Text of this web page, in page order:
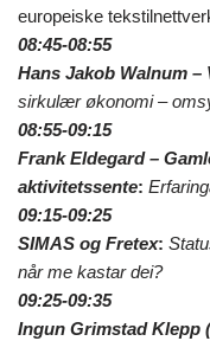
europeiske
08:45-08:55
Hans Jakob Walnum
sirkulær økonomi –
08:55-09:15
Frank Eldegard –
aktivitetssente:
09:15-09:25
SIMAS og Fretex:
når me kastar dei?
09:25-09:35
Ingun Grimstad Klepp